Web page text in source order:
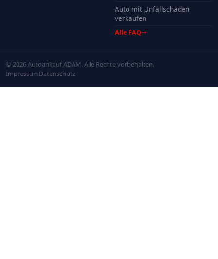
Auto mit Unfallschaden
verkaufen
Alle FAQ
© 2026 Autoankauf ADAM. Alle Rechte vorbehalten.
ImpressumDatenschutz